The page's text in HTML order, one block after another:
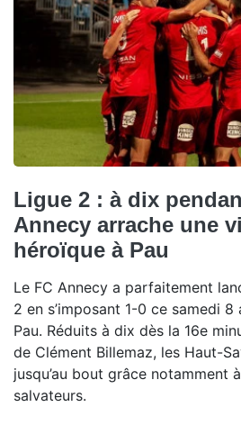
Ligue 2 : à dix
Annecy arrache une
héroïque à Pau
Le FC Annecy a parfaitement
2 en s’imposant 1-0 ce samedi
Pau. Réduits à dix dès la 16e
de Clément Billemaz, les Haut-
jusqu’au bout grâce notamment
salvateurs.